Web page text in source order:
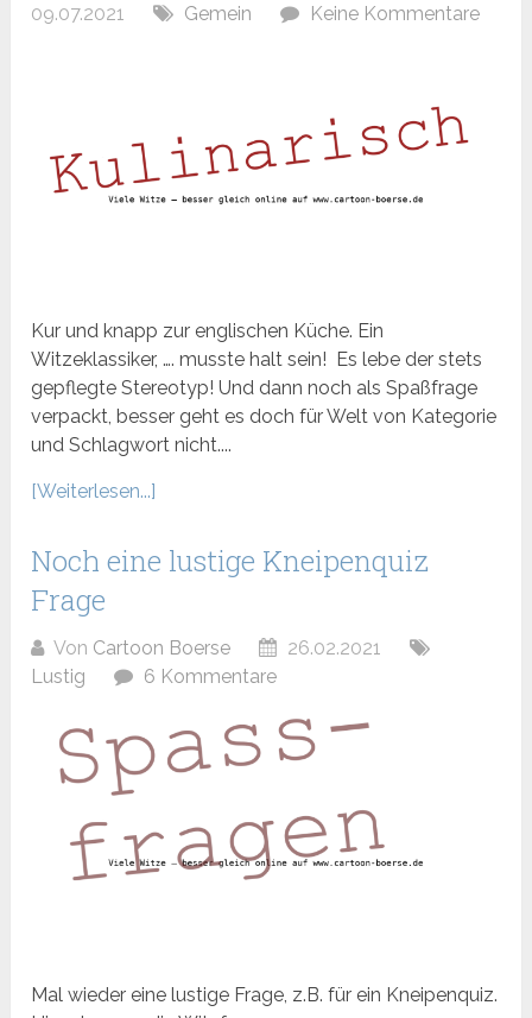
09.07.2021
Gemein Keine Kommentare
Kur und knapp zur englischen Küche. Ein
Witzeklassiker, …. musste halt sein! Es lebe der stets
gepflegte Stereotyp! Und dann noch als Spaßfrage
verpackt, besser geht es doch für Welt von Kategorie
und Schlagwort nicht....
[Weiterlesen...]
Noch eine lustige Kneipenquiz
Frage
Von Cartoon Boerse
26.02.2021
Lustig
6 Kommentare
Mal wieder eine lustige Frage, z.B. für ein Kneipenquiz.